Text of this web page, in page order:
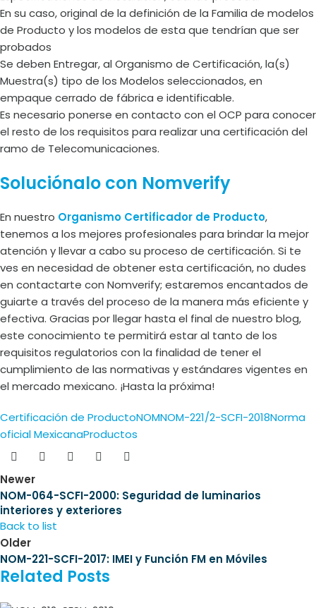
En su caso, original de la definición de la Familia de modelos
de Producto y los modelos de esta que tendrían que ser
probados
Se deben Entregar, al Organismo de Certificación, la(s)
Muestra(s) tipo de los Modelos seleccionados, en
empaque cerrado de fábrica e identificable.
Es necesario ponerse en contacto con el OCP para conocer
el resto de los requisitos para realizar una certificación del
ramo de Telecomunicaciones.
Soluciónalo con Nomverify
En nuestro Organismo Certificador de Producto,
tenemos a los mejores profesionales para brindar la mejor
atención y llevar a cabo su proceso de certificación. Si te
ves en necesidad de obtener esta certificación, no dudes
en contactarte con Nomverify; estaremos encantados de
guiarte a través del proceso de la manera más eficiente y
efectiva. Gracias por llegar hasta el final de nuestro blog,
este conocimiento te permitirá estar al tanto de los
requisitos regulatorios con la finalidad de tener el
cumplimiento de las normativas y estándares vigentes en
el mercado mexicano. ¡Hasta la próxima!
Certificación de ProductoNOMNOM-221/2-SCFI-2018Norma
oficial MexicanaProductos
Newer
NOM-064-SCFI-2000: Seguridad de luminarios
interiores y exteriores
Back to list
Older
NOM-221-SCFI-2017: IMEI y Función FM en Móviles
Related Posts